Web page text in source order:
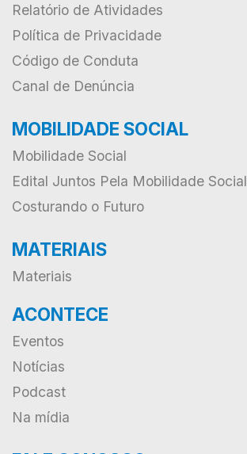
Relatório de Atividades
Política de Privacidade
Código de Conduta
Canal de Denúncia
MOBILIDADE SOCIAL
Mobilidade Social
Edital Juntos Pela Mobilidade Social
Costurando o Futuro
MATERIAIS
Materiais
ACONTECE
Eventos
Notícias
Podcast
Na mídia